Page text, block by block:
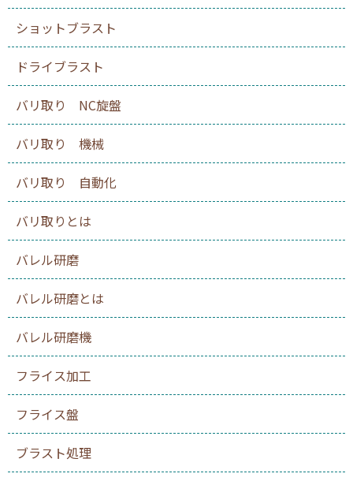
ショットブラスト
ドライブラスト
バリ取り NC旋盤
バリ取り 機械
バリ取り 自動化
バリ取りとは
バレル研磨
バレル研磨とは
バレル研磨機
フライス加工
フライス盤
ブラスト処理